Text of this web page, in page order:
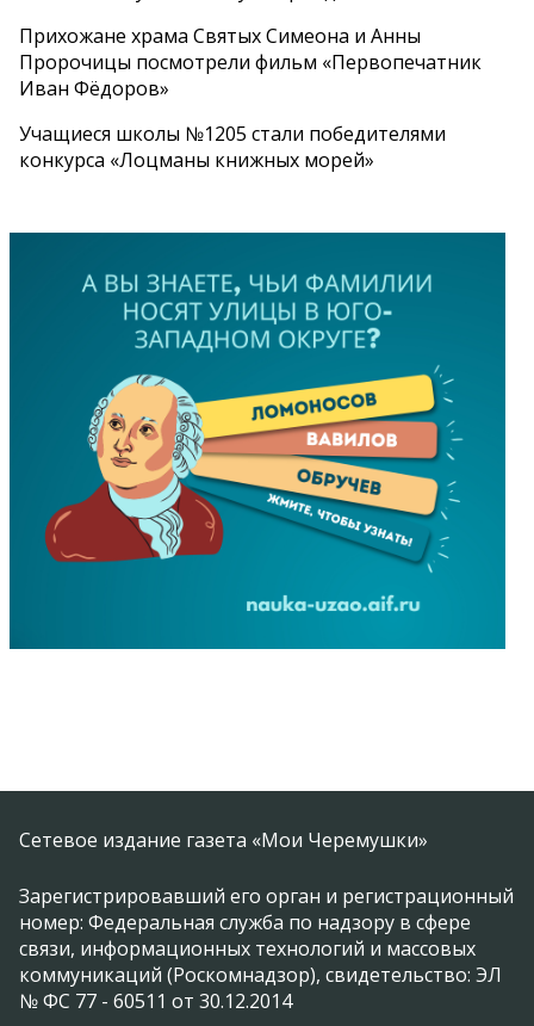
Прихожане храма Святых Симеона и Анны
Пророчицы посмотрели фильм «Первопечатник
Иван Фёдоров»
Учащиеся школы №1205 стали победителями
конкурса «Лоцманы книжных морей»
Сетевое издание газета «Мои Черемушки»
Зарегистрировавший его орган и регистрационный
номер: Федеральная служба по надзору в сфере
связи, информационных технологий и массовых
коммуникаций (Роскомнадзор), свидетельство: ЭЛ
№ ФС 77 - 60511 от 30.12.2014